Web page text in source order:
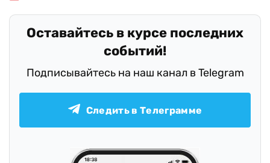
Оставайтесь в курсе последних
событий!
Подписывайтесь на наш канал в Telegram
Следить в Телеграмме